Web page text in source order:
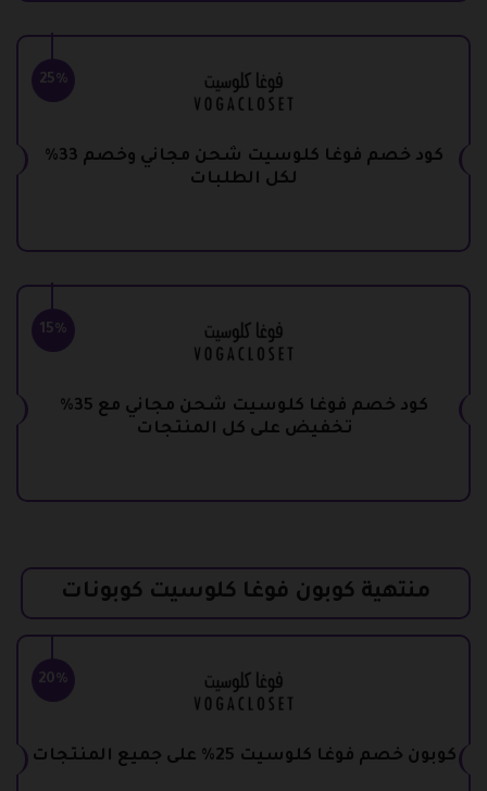
25%
كود خصم فوغا كلوسيت شحن مجاني وخصم 33%
لكل الطلبات
15%
كود خصم فوغا كلوسيت شحن مجاني مع 35%
تخفيض على كل المنتجات
منتهية كوبون فوغا كلوسيت كوبونات
20%
كوبون خصم فوغا كلوسيت 25% على جميع المنتجات